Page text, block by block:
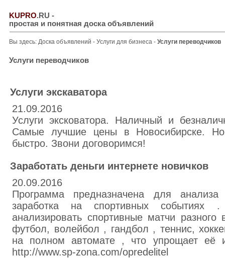
KUPRO.RU -
простая и понятная доска объявлений
Вы здесь: Доска объявлений - Услуги для бизнеса - Услуги переводчиков
Услуги переводчиков
Услуги экскаватора
21.09.2016
Услуги эксковатора. Наличный и
Самые лучшие цены в Новосибирске.
быстро. Звони договоримся!
Заработать деньги интернете новичков
20.09.2016
Программа предназначена для
заработка на спортивных событиях
анализировать спортивные матчи разного
футбол, волейбол , гандбол , теннис,
на полном автомате , что упрощает её
http://www.sp-zona.com/opredelitel